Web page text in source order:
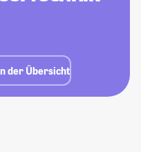
der Übersicht